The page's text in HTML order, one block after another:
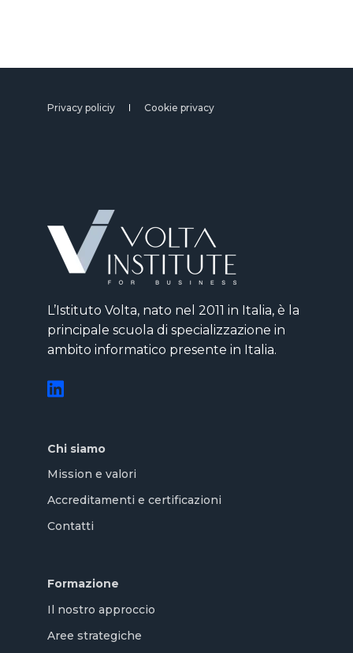
Privacy policiy Cookie privacy
L’Istituto Volta, nato nel 2011 in Italia, è la
principale scuola di specializzazione in
ambito informatico presente in Italia.
Chi siamo
Mission e valori
Accreditamenti e certificazioni
Contatti
Formazione
Il nostro approccio
Aree strategiche